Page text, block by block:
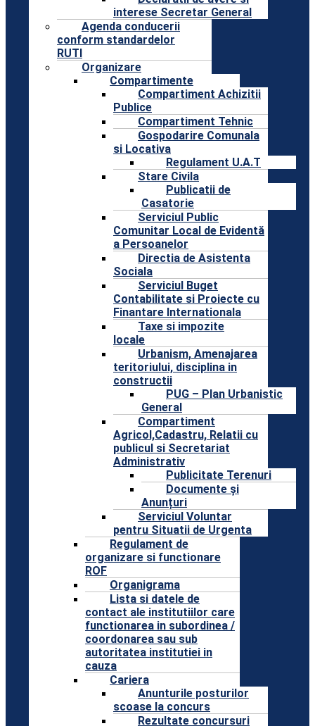
interese Secretar General
Agenda conducerii
conform standardelor
RUTI
Organizare
Compartimente
Compartiment Achizitii
Publice
Compartiment Tehnic
Gospodarire Comunala
si Locativa
Regulament U.A.T
Stare Civila
Publicatii de
Casatorie
Serviciul Public
Comunitar Local de Evidentă
a Persoanelor
Directia de Asistenta
Sociala
Serviciul Buget
Contabilitate si Proiecte cu
Finantare Internationala
Taxe si impozite
locale
Urbanism, Amenajarea
teritoriului, disciplina in
constructii
PUG – Plan Urbanistic
General
Compartiment
Agricol,Cadastru, Relatii cu
publicul si Secretariat
Administrativ
Publicitate Terenuri
Documente și
Anunțuri
Serviciul Voluntar
pentru Situatii de Urgenta
Regulament de
organizare si functionare
ROF
Organigrama
Lista si datele de
contact ale institutiilor care
functionarea in subordinea /
coordonarea sau sub
autoritatea institutiei in
cauza
Cariera
Anunturile posturilor
scoase la concurs
Rezultate concursuri